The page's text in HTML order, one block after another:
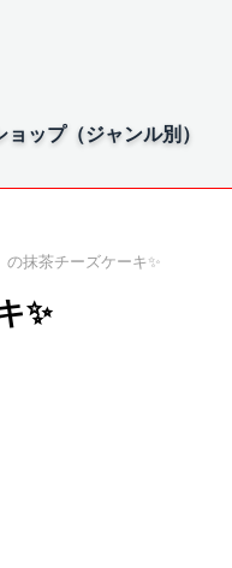
ョップ（ジャンル別）
抹茶チーズケーキ✨
✨